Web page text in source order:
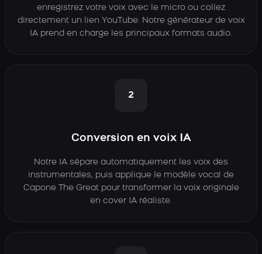
enregistrez votre voix avec le micro ou collez
directement un lien YouTube. Notre générateur de voix
IA prend en charge les principaux formats audio.
2
Conversion en voix IA
Notre IA sépare automatiquement les voix des
instrumentales, puis applique le modèle vocal de
Capone The Great pour transformer la voix originale
en cover IA réaliste.